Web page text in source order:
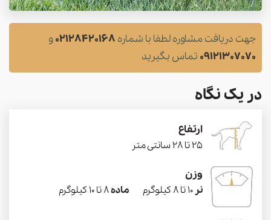
جهت دریافت مشاوره لطفا با شماره 02128420168و
09121307070 تماس بگیرید
در یک نگاه
ارتفاع
25 تا 28 سانتی متر
وزن
نر10 تا 8 کیلوگرم ماده8 تا 10 کیلوگرم